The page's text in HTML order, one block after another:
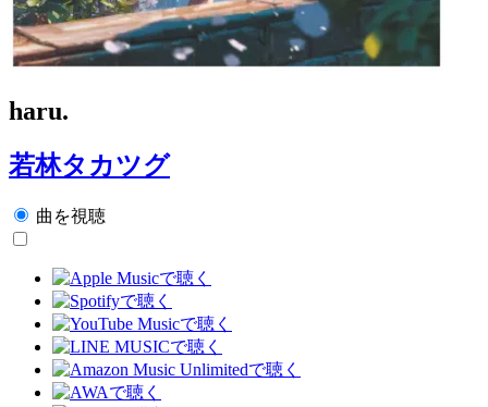
haru.
若林タカツグ
曲を視聴